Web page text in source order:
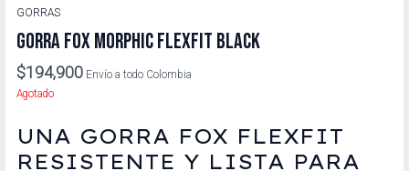
GORRAS
GORRA FOX MORPHIC FLEXFIT BLACK
$194,900 Envío a todo Colombia
Agotado
UNA GORRA FOX FLEXFIT
RESISTENTE Y LISTA PARA